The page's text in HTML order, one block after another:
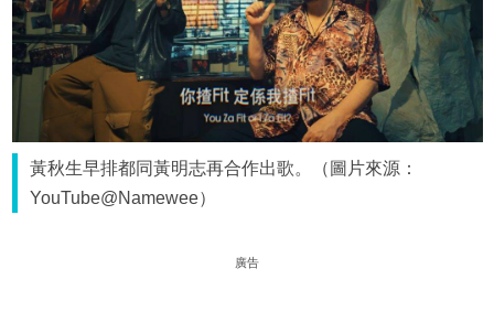
黃秋生早排都同黃明志再合作出歌。（圖片來源：
YouTube@Namewee）
廣告